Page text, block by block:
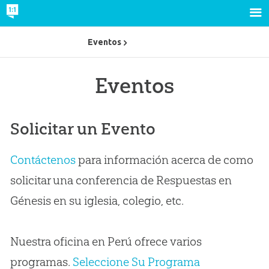
Eventos
Solicitar un Evento
Contáctenospara información acerca de como
solicitar una conferencia de Respuestas en
Génesis en su iglesia, colegio, etc.
Nuestra oficina en Perú ofrece varios
programas. Seleccione Su Programa
Eventos